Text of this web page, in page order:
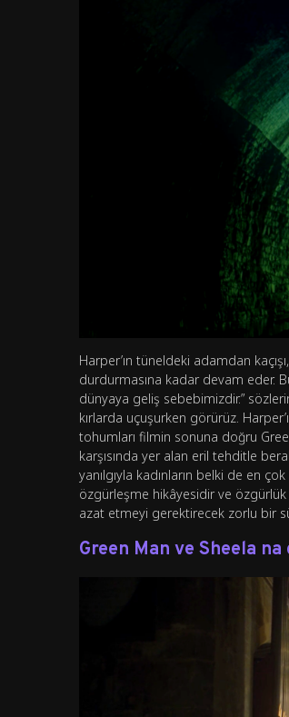
Harper’ın tüneldeki adamdan
durdurmasına kadar devam eder.
dünyaya geliş sebebimizdir.”
kırlarda uçuşurken görürüz.
tohumları filmin sonuna doğru
karşısında yer alan eril tehditle
yanılgıyla kadınların belki de en
özgürleşme hikâyesidir ve özgürlük
azat etmeyi gerektirecek zorlu bir
Green Man ve Sheela na